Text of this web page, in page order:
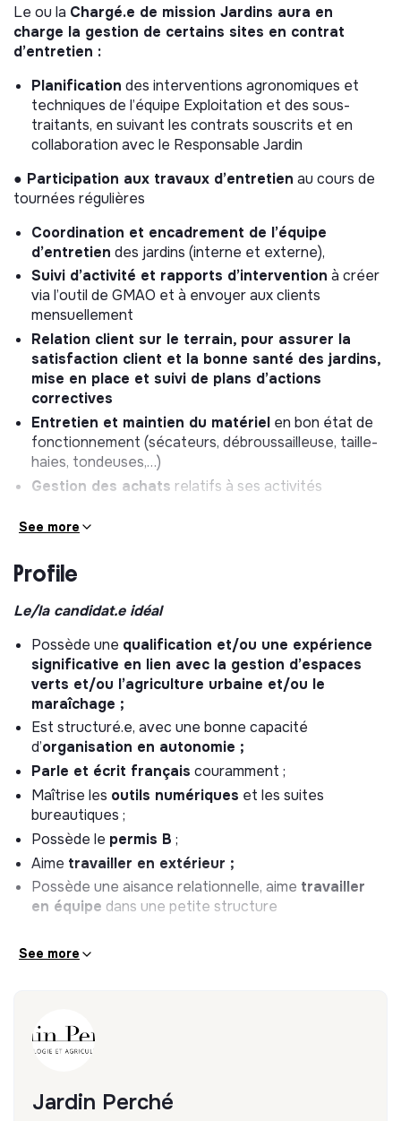
Le ou la Chargé.e de mission Jardins aura en
charge la gestion de certains sites en contrat
d’entretien :
Planification des interventions agronomiques et
techniques de l’équipe Exploitation et des sous-
traitants, en suivant les contrats souscrits et en
collaboration avec le Responsable Jardin
● Participation aux travaux d’entretien au cours de
tournées régulières
Coordination et encadrement de l’équipe
d’entretien des jardins (interne et externe),
Suivi d’activité et rapports d’intervention à créer
via l’outil de GMAO et à envoyer aux clients
mensuellement
Relation client sur le terrain, pour assurer la
satisfaction client et la bonne santé des jardins,
mise en place et suivi de plans d’actions
correctives
Entretien et maintien du matériel en bon état de
fonctionnement (sécateurs, débroussailleuse, taille-
haies, tondeuses,…)
Gestion des achats relatifs à ses activités
monitoring, en l’absence du Responsable Jardin
gestion
d’évènements
Le ou laChargé.e de mission Jardins travaillera au
quotidien avec le Responsable Jardin.
Le siège de la société est à Paris 4e, et la clientèle
essentiellement sur Pariset petite couronne (une
douzaine de sites). Un véhicule utilitaire de société est
partagé et disponible pour l’équipe ainsi qu’un vélo cargo
à assistance électrique. Nous privilégions les transports
en commun, pour toutes nos équipes, lorsque c’est
possible.
En moyenne : 4 jours sur le terrain et 1 jour au
bureau avec télétravail possible
vendredi)
See more
Profile
Le/la candidat.e idéal
Possède une qualification et/ou une expérience
significative en lien avec la gestion d’espaces
verts et/ou l’agriculture urbaine et/ou le
maraîchage ;
Est structuré.e, avec une bonne capacité
d’organisation en autonomie ;
Parle et écrit français couramment ;
Maîtrise les outils numériques et les suites
bureautiques ;
Possède le permis B ;
Aime travailler en extérieur ;
Possède une aisance relationnelle, aime travailler
en équipe dans une petite structure
See more
Jardin Perché